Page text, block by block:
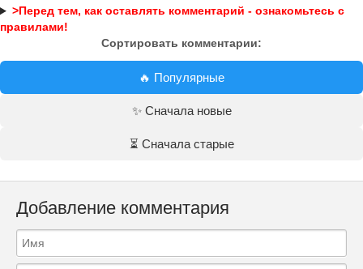
>Перед тем, как оставлять комментарий - ознакомьтесь с
правилами!
Сортировать комментарии:
🔥 Популярные
✨ Сначала новые
⏳ Сначала старые
Добавление комментария